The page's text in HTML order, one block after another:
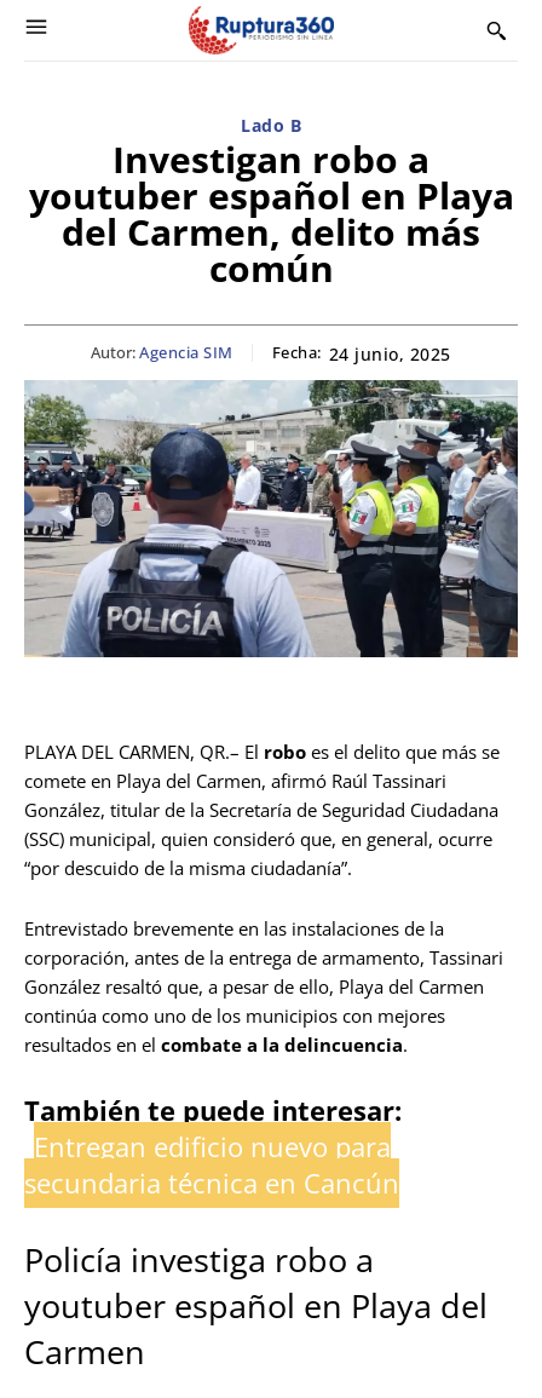
Lado B
Investigan robo a
youtuber español en Playa
del Carmen, delito más
común
Autor:Agencia SIM Fecha: 24 junio, 2025
PLAYA DEL CARMEN, QR.– El robo es el delito que más se
comete en Playa del Carmen, afirmó Raúl Tassinari
González, titular de la Secretaría de Seguridad Ciudadana
(SSC) municipal, quien consideró que, en general, ocurre
“por descuido de la misma ciudadanía”.
Entrevistado brevemente en las instalaciones de la
corporación, antes de la entrega de armamento, Tassinari
González resaltó que, a pesar de ello, Playa del Carmen
continúa como uno de los municipios con mejores
resultados en el combate a la delincuencia.
También te puede interesar:
Entregan edificio nuevo para
secundaria técnica en Cancún
Policía investiga robo a
youtuber español en Playa del
Carmen